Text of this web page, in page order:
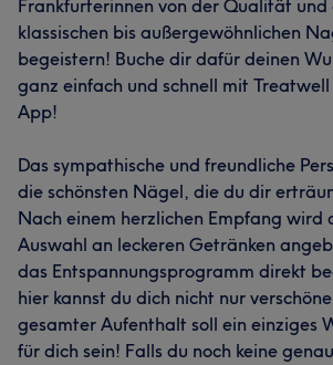
Frankfurterinnen von der Qualität und
klassischen bis außergewöhnlichen
begeistern! Buche dir dafür deinen
ganz einfach und schnell mit
App!
Das sympathische und freundliche
die schönsten Nägel, die du dir
Nach einem herzlichen Empfang wird
Auswahl an leckeren Getränken
das Entspannungsprogramm direkt
hier kannst du dich nicht nur
gesamter Aufenthalt soll ein einziges
für dich sein! Falls du noch keine